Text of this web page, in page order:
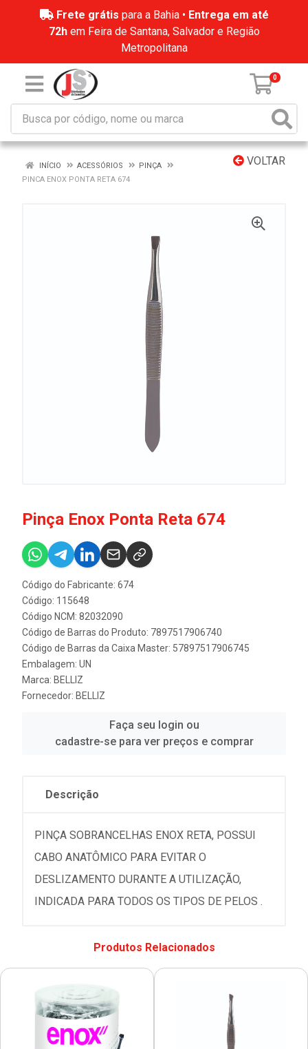
Frete grátis para a Bahia • Entrega em até
72hem Feira de Santana, Salvador e Região
Metropolitana
0
VOLTAR
INÍCIO ACESSÓRIOS
PINÇA
PINCA ENOX PONTA RETA 674
Pinça Enox Ponta Reta 674
Código do Fabricante: 674
Código: 115648
Código NCM: 82032090
Código de Barras do Produto: 7897517906740
Código de Barras da Caixa Master: 57897517906745
Embalagem: UN
Marca: BELLIZ
Fornecedor: BELLIZ
Faça seu login ou
cadastre-se para ver preços e comprar
Descrição
PINÇA SOBRANCELHAS ENOX RETA, POSSUI
CABO ANATÔMICO PARA EVITAR O
DESLIZAMENTO DURANTE A UTILIZAÇÃO,
INDICADA PARA TODOS OS TIPOS DE PELOS .
Produtos Relacionados